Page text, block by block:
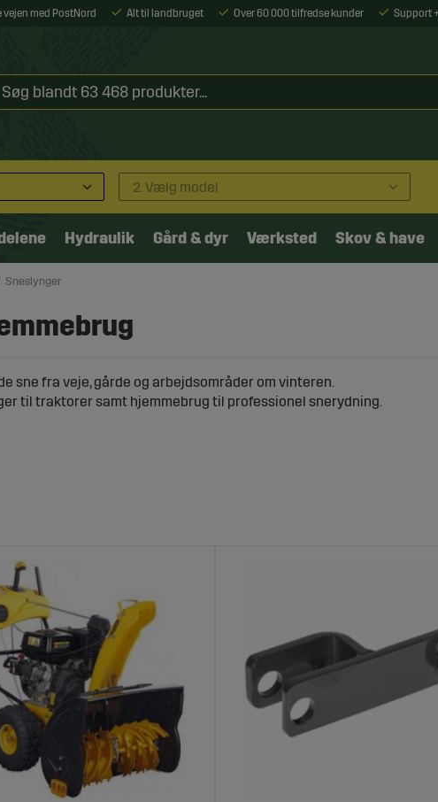
med PostNord Alt til landbruget Over 60 000 tilfredse kunder Support
2. Vælg model
Hydraulik Gård & dyr Værksted Skov & have
Sneslynger
fra veje, gårde og arbejdsområder om vinteren.
til traktorer samt hjemmebrug til professionel snerydning.
– Effektiv snerydning til
spare både tid og arbejdsindsats om vinteren. En sneslynge
der passer til forskellige typer af traktorer og maskiner.
er designet til at håndtere både let og tung sne og har
og giver god tilgængelighed. 2. **Holdbare og robuste**:
og udførelser for at passe til forskellige maskiner og